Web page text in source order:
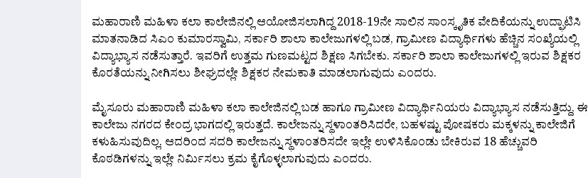
ಮಹಾರಾಣಿ ಮಹಿಳಾ ಕಲಾ ಕಾಲೇಜಿನಲ್ಲಿ ಆಯೋಜಿಸಲಾಗಿದ್ದ 2018-19ನೇ ಸಾಲಿನ ಸಾಂಸ್ಕೃತಿಕ ವೇದಿಕೆಯನ್ನು ಉದ್ಘಾಟಿಸಿ
ಮಾತನಾಡಿದ ಸಿಎಂ ಕುಮಾರಸ್ವಾಮಿ, ಸರ್ಕಾರಿ ಶಾಲಾ ಕಾಲೇಜುಗಳಲ್ಲಿ ಬಡ, ಗ್ರಾಮೀಣ ವಿದ್ಯಾರ್ಥಿಗಳು ಹೆಚ್ಚಿನ ಸಂಖ್ಯೆಯಲ್ಲಿ
ವಿದ್ಯಾಭ್ಯಾಸ ನಡೆಸುತ್ತಾರೆ. ಇವರಿಗೆ ಉತ್ತಮ ಗುಣಮಟ್ಟದ ಶಿಕ್ಷಣ ಸಿಗಬೇಕು. ಸರ್ಕಾರಿ ಶಾಲಾ ಕಾಲೇಜುಗಳಲ್ಲಿ ಇರುವ ಶಿಕ್ಷಕರ
ಕೊರತೆಯನ್ನು ನೀಗಿಸಲು ಶೀಘ್ರದಲ್ಲೇ ಶಿಕ್ಷಕರ ನೇಮಕಾತಿ ಮಾಡಲಾಗುವುದು ಎಂದರು.
ಮೈಸೂರು ಮಹಾರಾಣಿ ಮಹಿಳಾ ಕಲಾ ಕಾಲೇಜಿನಲ್ಲಿ ಬಡ ಹಾಗೂ ಗ್ರಾಮೀಣ ವಿದ್ಯಾರ್ಥಿನಿಯರು ವಿದ್ಯಾಭ್ಯಾಸ ನಡೆಸುತ್ತಿದ್ದು, ಈ
ಕಾಲೇಜು ನಗರದ ಕೇಂದ್ರ ಭಾಗದಲ್ಲಿ ಇರುತ್ತದೆ. ಕಾಲೇಜನ್ನು ಸ್ಥಳಾಂತರಿಸಿದರೇ, ಬಹಳಷ್ಟು ಪೋಷಕರು ಮಕ್ಕಳನ್ನು ಕಾಲೇಜಿಗೆ
ಕಳುಹಿಸುವುದಿಲ್ಲ. ಆದರಿಂದ ಸದರಿ ಕಾಲೇಜನ್ನು ಸ್ಥಳಾಂತರಿಸದೇ ಇಲ್ಲೇ ಉಳಿಸಿಕೊಂಡು ಬೇಕಿರುವ 18 ಹೆಚ್ಚುವರಿ
ಕೊಠಡಿಗಳನ್ನು ಇಲ್ಲೇ ನಿರ್ಮಿಸಲು ಕ್ರಮ ಕೈಗೊಳ್ಳಲಾಗುವುದು ಎಂದರು.